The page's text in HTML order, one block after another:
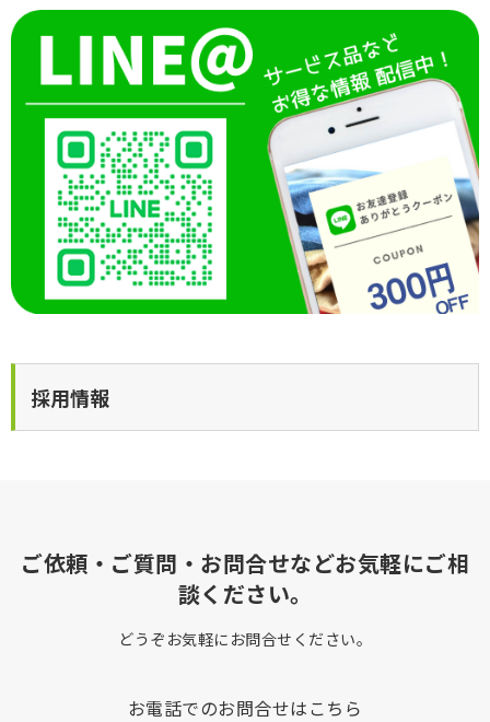
採用情報
ご依頼・ご質問・お問合せなどお気軽にご相
談ください。
どうぞお気軽にお問合せください。
お電話でのお問合せはこちら